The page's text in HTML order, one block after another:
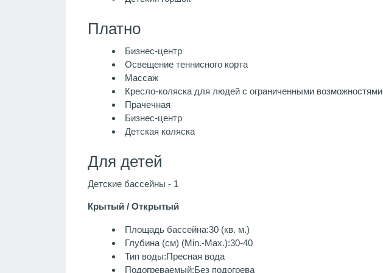
Платно
Бизнес-центр
Освещение теннисного корта
Массаж
Кресло-коляска для людей с ограниченными возможностями
Прачечная
Бизнес-центр
Детская коляска
Для детей
Детские бассейны - 1
Крытый / Открытый
Площадь бассейна:30 (кв. м.)
Глубина (см) (Min.-Max.):30-40
Тип воды:Пресная вода
Подогреваемый:Без подогрева